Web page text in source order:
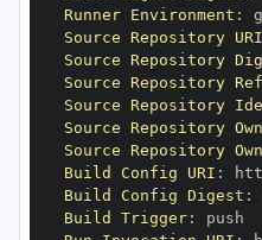
Runner Environment :
Source Repository URI
Source Repository
Source Repository Ref
Source Repository
Source Repository
Source Repository
Build Config URI :
Build Config Digest :
Build Trigger: